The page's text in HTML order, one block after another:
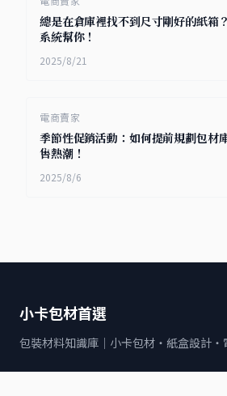
總是在倉庫裡找不到尺寸剛好的紙箱
系統幫你！
2025/8/21
電商賣家
季節性促銷活動：如何提前規劃包材
售熱潮！
2025/8/6
小卡包材首選
包裝材料知識庫｜小卡包材・紙盒設計